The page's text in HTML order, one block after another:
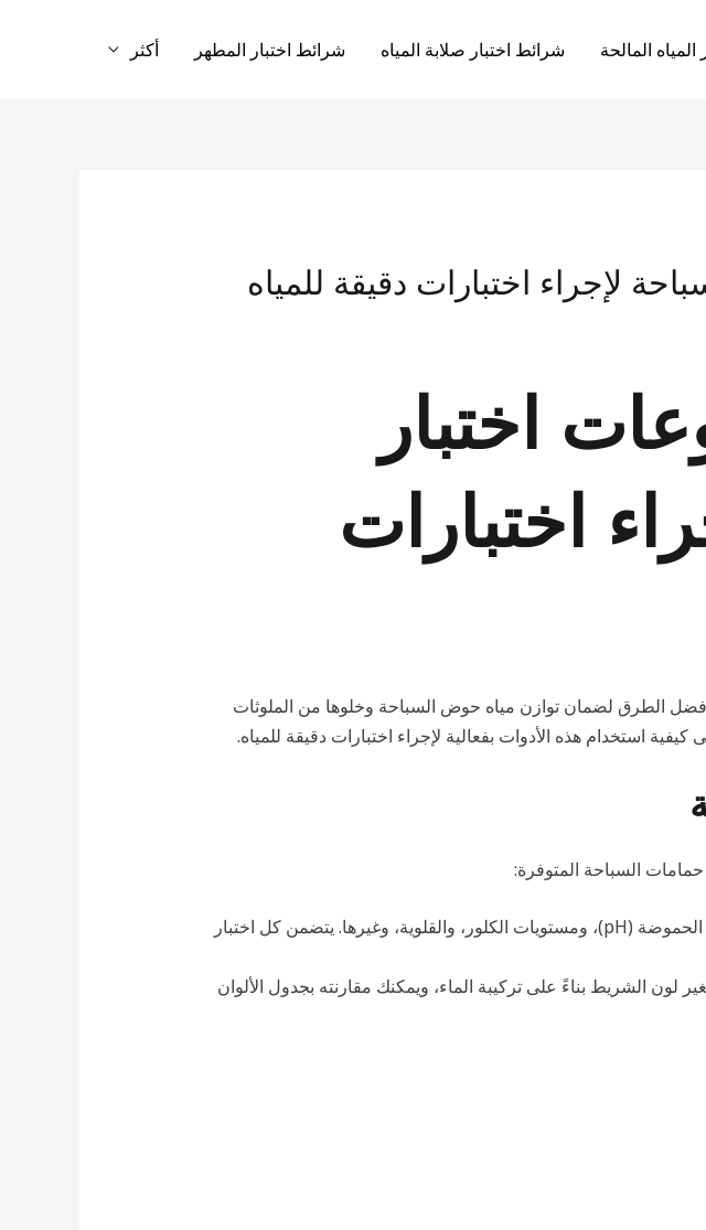
المالحة شرائط اختبار صلابة المياه شرائط اختبار المطهر أكثر
لإجراء اختبارات دقيقة للمياه
اختبار
اختبارات
الطرق لضمان توازن مياه حوض السباحة وخلوها من الملوثات
استخدام هذه الأدوات بفعالية لإجراء اختبارات دقيقة للمياه.
السباحة المتوفرة:
عادةً ما تأتي مع قوارير وكواشف لاختبار درجة الحموضة (pH)، ومستويات الكلور، والقلوية، وغيرها. يتضمن كل اختبار
الشريط بناءً على تركيبة الماء، ويمكنك مقارنته بجدول الألوان